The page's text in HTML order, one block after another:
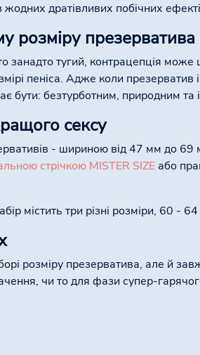
дратівливих побічних
розміру презерватива
тугий, контрацепція
пеніса. Адже коли
бути: безтурботним, природним та
сексу
- шириною від 47 мм до
стрічкою MISTER SIZE або
містить три різні розміри, 60 -
розміру презерватива, але й
чи то для фази супер-